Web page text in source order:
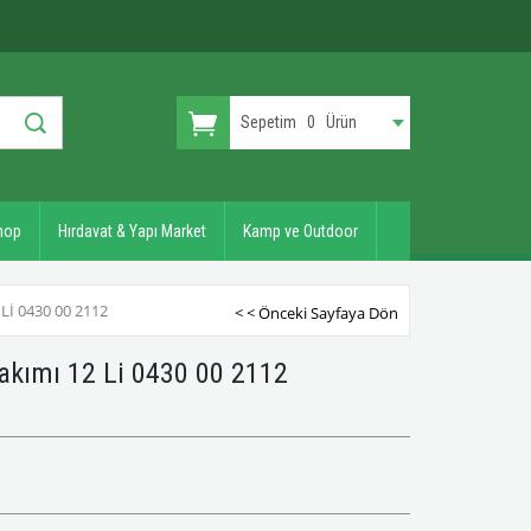
Sepetim 0 Ürün
Hırdavat & Yapı Market Kamp ve Outdoor
0430 00 2112 < < Önceki Sayfaya Dön
12 Li 0430 00 2112